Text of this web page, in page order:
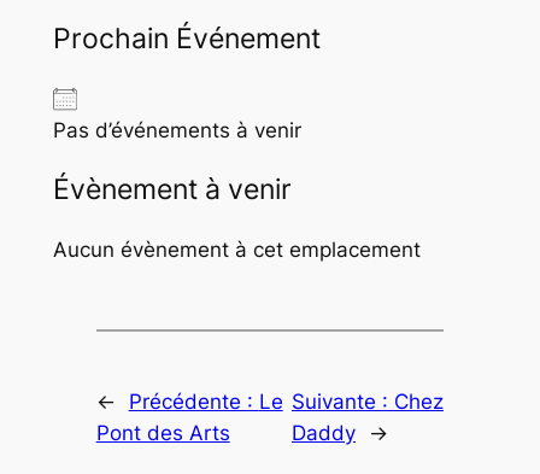
Prochain Événement
Pas d’événements à venir
Évènement à venir
Aucun évènement à cet emplacement
← Précédente : Le
Pont des Arts
Suivante : Chez
Daddy
→